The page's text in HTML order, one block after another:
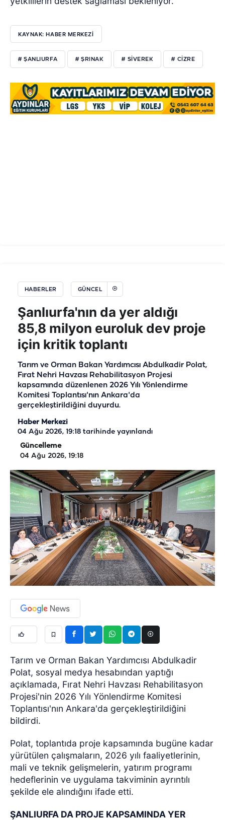
KAYNAK: HABER MERKEZİ
# ŞANLIURFA # ŞRINAK # SIVEREK # CIZRE
HABERLER GÜNCEL
Şanlıurfa'nın da yer aldığı
85,8 milyon euroluk dev proje
için kritik toplantı
Tarım ve Orman Bakan Yardımcısı Abdulkadir Polat,
Fırat Nehri Havzası Rehabilitasyon Projesi
kapsamında düzenlenen 2026 Yılı Yönlendirme
Komitesi Toplantısı'nın Ankara'da
gerçekleştirildiğini duyurdu.
Haber Merkezi
04 Ağu 2026, 19:18 tarihinde yayınlandı
Güncelleme
04 Ağu 2026, 19:18
Tarım ve Orman Bakan Yardımcısı Abdulkadir
Polat, sosyal medya hesabından yaptığı
açıklamada, Fırat Nehri Havzası Rehabilitasyon
Projesi'nin 2026 Yılı Yönlendirme Komitesi
Toplantısı'nın Ankara'da gerçekleştirildiğini
bildirdi.
Polat, toplantıda proje kapsamında bugüne kadar
yürütülen çalışmaların, 2026 yılı faaliyetlerinin,
mali ve teknik gelişmelerin, yatırım programı
hedeflerinin ve uygulama takviminin ayrıntılı
şekilde ele alındığını ifade etti.
ŞANLIURFA DA PROJE KAPSAMINDA YER